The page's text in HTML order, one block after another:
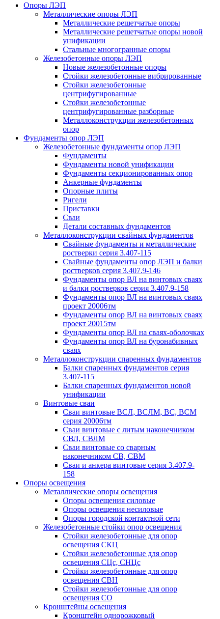
Опоры ЛЭП
Металлические опоры ЛЭП
Металлические решетчатые опоры
Металлические решетчатые опоры новой
унификации
Стальные многогранные опоры
Железобетонные опоры ЛЭП
Новые железобетонные опоры
Стойки железобетонные вибрированные
Стойки железобетонные
центрифугированные
Стойки железобетонные
центрифугированные разборные
Металлоконструкции железобетонных
опор
Фундаменты опор ЛЭП
Железобетонные фундаменты опор ЛЭП
Фундаменты
Фундаменты новой унификации
Фундаменты секционированных опор
Анкерные фундаменты
Опорные плиты
Ригели
Приставки
Сваи
Детали составных фундаментов
Металлоконструкции свайных фундаментов
Свайные фундаменты и металлические
ростверки серия 3.407-115
Свайные фундаменты опор ЛЭП и балки
ростверков серия 3.407.9-146
Фундаменты опор ВЛ на винтовых сваях
и балки ростверков серия 3.407.9-158
Фундаменты опор ВЛ на винтовых сваях
проект 20006тм
Фундаменты опор ВЛ на винтовых сваях
проект 20015тм
Фундаменты опор ВЛ на сваях-оболочках
Фундаменты опор ВЛ на буронабивных
сваях
Металлоконструкции спаренных фундаментов
Балки спаренных фундаментов серия
3.407-115
Балки спаренных фундаментов новой
унификации
Винтовые сваи
Сваи винтовые ВСЛ, ВСЛМ, ВС, ВСМ
серия 20006тм
Сваи винтовые с литым наконечником
СВЛ, СВЛМ
Сваи винтовые со сварным
наконечником СВ, СВМ
Сваи и анкера винтовые серия 3.407.9-
158
Опоры освещения
Металлические опоры освещения
Опоры освещения силовые
Опоры освещения несиловые
Опоры городской контактной сети
Железобетонные стойки опор освещения
Стойки железобетонные для опор
освещения СКЦ
Стойки железобетонные для опор
освещения СЦс, СНЦс
Стойки железобетонные для опор
освещения СВН
Стойки железобетонные для опор
освещения СО
Кронштейны освещения
Кронштейн однорожковый